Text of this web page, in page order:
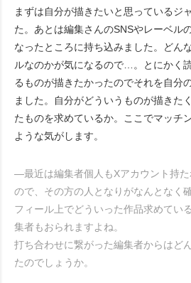
まずは自分が描きたいと思っているジ
た。あとは編集さんのSNSやレーベル
なったところに持ち込みました。どん
ルなのかが気になるので…。とにかく
るものが描きたかったのでそれを自分
ました。自分がどういうものが描きた
たものを求めているか。ここでマッチ
ような気がします。
―最近は編集者個人もXアカウント持
ので、その方の人となりがなんとなく
フィール上でどういった作品求めてい
集者もおられますよね。
打ち合わせに繋がった編集者からはど
たのでしょうか。